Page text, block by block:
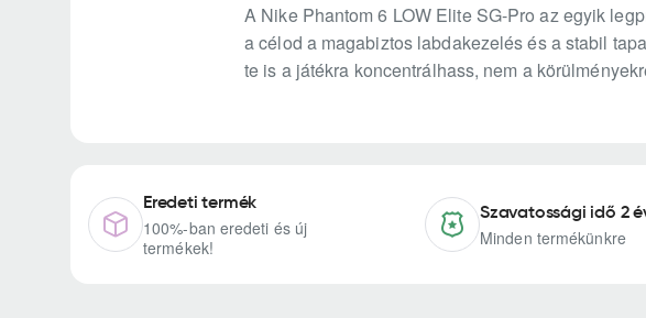
A Nike Phantom 6 LOW Elite SG-Pro az egyik
a célod a magabiztos labdakezelés és a stabil
te is a játékra koncentrálhass, nem a
Eredeti termék
100%-ban eredeti és új
termékek!
Szavatossági idő 2
Minden termékünkre